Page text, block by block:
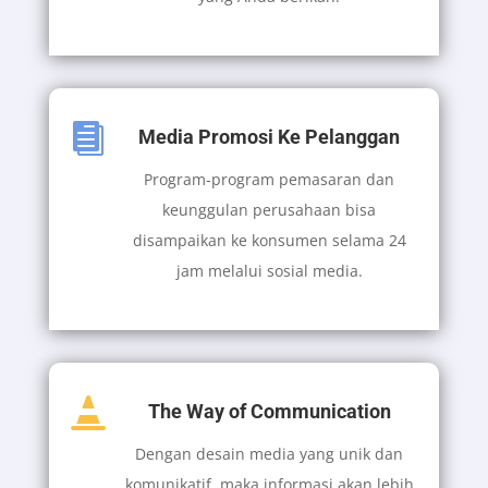
 Media Promosi Ke Pelanggan
Program-program pemasaran dan
keunggulan perusahaan bisa
disampaikan ke konsumen selama 24
jam melalui sosial media.
 The Way of Communication
Dengan desain media yang unik dan